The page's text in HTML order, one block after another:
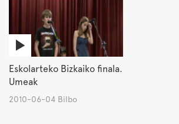
Eskolarteko Bizkaiko finala.
Umeak
2010-06-04 Bilbo